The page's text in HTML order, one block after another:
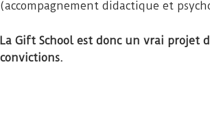
(accompagnement didactique et
La Gift School est donc un vrai projet
convictions.